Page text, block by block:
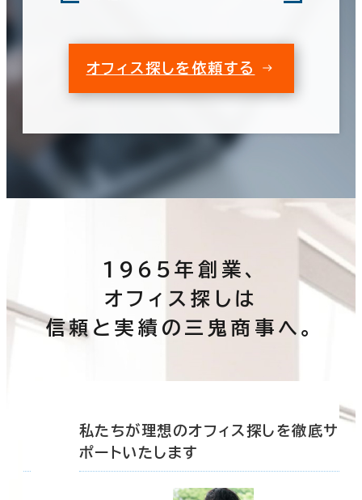
オフィス探しを依頼する
1965年創業、
オフィス探しは
信頼と実績の三鬼商事へ。
私たちが理想のオフィス探しを徹底サ
ポートいたします